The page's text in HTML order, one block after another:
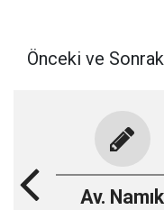
Önceki ve
Av. Namık